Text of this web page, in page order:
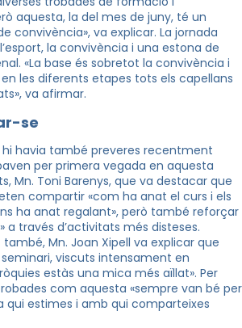
aquesta, la del mes de juny, té un
convivència», va explicar. La jornada
la convivència i una estona de
«La base és sobretot la convivència i
les diferents etapes tots els capellans
va afirmar.
se
havia també preveres recentment
per primera vegada en aquesta
Mn. Toni Barenys, que va destacar que
compartir «com ha anat el curs i els
ha anat regalant», però també reforçar
a través d’activitats més disteses.
Mn. Joan Xipell va explicar que
viscuts intensament en
estàs una mica més aïllat». Per
com aquesta «sempre van bé per
estimes i amb qui comparteixes